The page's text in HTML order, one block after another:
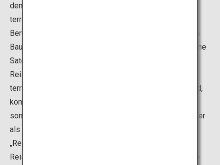
dem anderen übereinander gestapelt, wodurch die
terrassenförmigen Reisfelder entlang einer Seite des
Berges entstanden. Heute werden sie von den örtlichen
Bauern behutsam gepflegt und bilden eine wunderschöne
Satoyama, eine traditionelle japanische Landschaft. Der
Reis der Marke „Warabino“ (Yume-Shizuku), der auf den
terrassenförmigen Reisfeldern von Ouchi angebaut wird,
kommt nicht mit heimischem Grauwasser in Kontakt,
sondern wird mit reinem Wasser bewässert. Daher gilt er
als sicherer und köstlicher Reis. 1999 wurden diese
„Reisterrassen als eine der 100 beliebtesten
Reisterrassen Japans“ ausgewählt, und 2008 waren sie